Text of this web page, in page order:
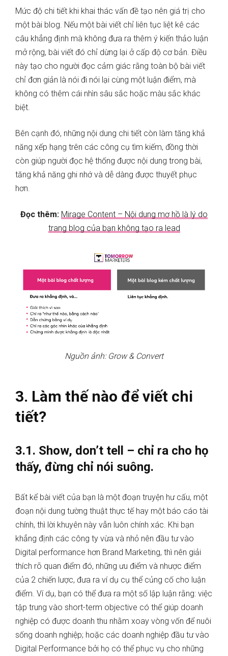
Mức độ chi tiết khi khai thác vấn đề tạo nên giá trị cho
một bài blog. Nếu một bài viết chỉ liên tục liệt kê các
câu khẳng định mà không đưa ra thêm ý kiến thảo luận
mở rộng, bài viết đó chỉ dừng lại ở cấp độ cơ bản. Điều
này tạo cho người đọc cảm giác rằng toàn bộ bài viết
chỉ đơn giản là nói đi nói lại cùng một luận điểm, mà
không có thêm cái nhìn sâu sắc hoặc màu sắc khác
biệt.
Bên cạnh đó, những nội dung chi tiết còn làm tăng khả
năng xếp hạng trên các công cụ tìm kiếm, đồng thời
còn giúp người đọc hệ thống được nội dung trong bài,
tăng khả năng ghi nhớ và dễ dàng được thuyết phục
hơn.
Đọc thêm: Mirage Content – Nội dung mơ hồ là lý do
trang blog của bạn không tạo ra lead
Nguồn ảnh: Grow & Convert
3. Làm thế nào để viết chi
tiết?
3.1. Show, don’t tell – chỉ ra cho họ
thấy, đừng chỉ nói suông.
Bất kể bài viết của bạn là một đoạn truyện hư cấu, một
đoạn nội dung tường thuật thực tế hay một báo cáo tài
chính, thì lời khuyên này vẫn luôn chính xác. Khi bạn
khẳng định các công ty vừa và nhỏ nên đầu tư vào
Digital performance hơn Brand Marketing, thì nên giải
thích rõ quan điểm đó, những ưu điểm và nhược điểm
của 2 chiến lược, đưa ra ví dụ cụ thể củng cố cho luận
điểm. Ví dụ, bạn có thể đưa ra một số lập luận rằng: việc
tập trung vào short-term objective có thể giúp doanh
nghiệp có được doanh thu nhằm xoay vòng vốn để nuôi
sống doanh nghiệp; hoặc các doanh nghiệp đầu tư vào
Digital Performance bởi họ có thể phục vụ cho những